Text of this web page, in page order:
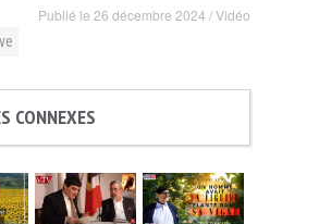
Publié le 26 décembre 2024 /Vidéo
CONNEXES